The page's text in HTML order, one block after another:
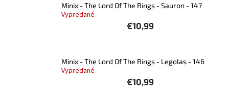
Minix - The Lord Of The Rings - Sauron - 147
Vypredané
€10,99
Minix - The Lord Of The Rings - Legolas - 146
Vypredané
€10,99